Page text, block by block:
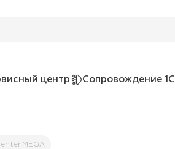
центр Сопровождение 1С
MEGA